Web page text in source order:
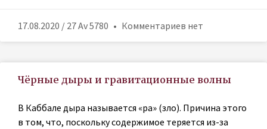
17.08.2020 / 27 Av 5780 Комментариев нет
Чёрные дыры и гравитационные волны
В Каббале дыра называется «ра» (зло). Причина этого
в том, что, поскольку содержимое теряется из-за